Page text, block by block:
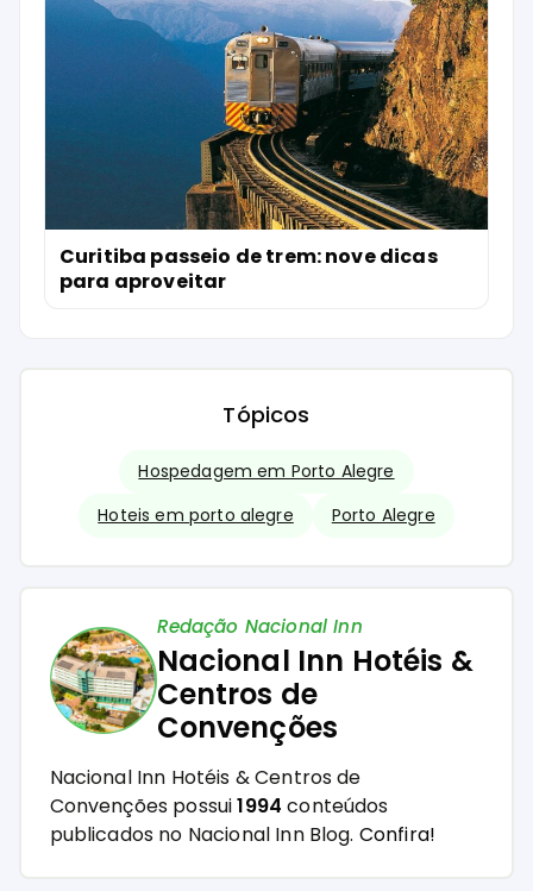
Curitiba passeio de trem: nove dicas
para aproveitar
Tópicos
Hospedagem em Porto Alegre
Hoteis em porto alegre
Porto Alegre
Redação Nacional Inn
Nacional Inn Hotéis &
Centros de
Convenções
Nacional Inn Hotéis & Centros de
Convenções possui1994 conteúdos
publicados no Nacional Inn Blog. Confira!